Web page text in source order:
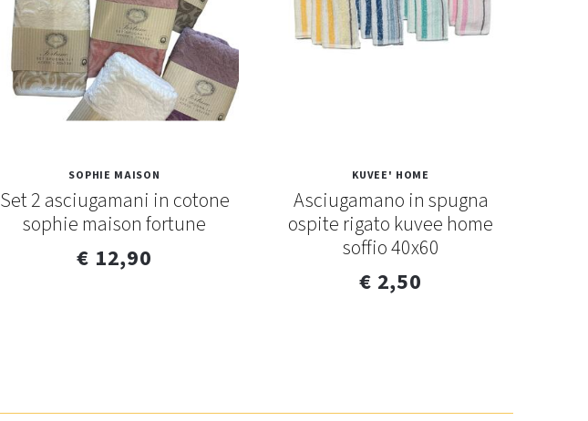
SOPHIE MAISON
Set 2 asciugamani in cotone
sophie maison fortune
€ 12,90
KUVEE' HOME
Asciugamano in spugna
ospite rigato kuvee home
soffio 40x60
€ 2,50